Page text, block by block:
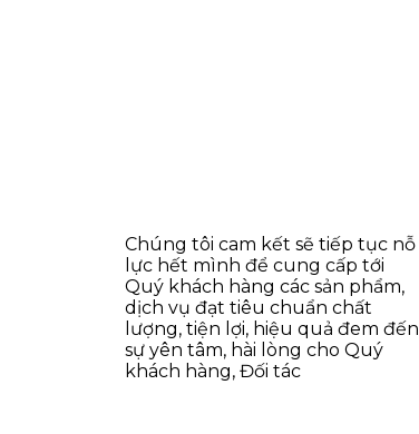
Chúng tôi cam kết sẽ tiếp tục nỗ
lực hết mình để cung cấp tới
Quý khách hàng các sản phẩm,
dịch vụ đạt tiêu chuẩn chất
lượng, tiện lợi, hiệu quả đem đến
sự yên tâm, hài lòng cho Quý
khách hàng, Đối tác